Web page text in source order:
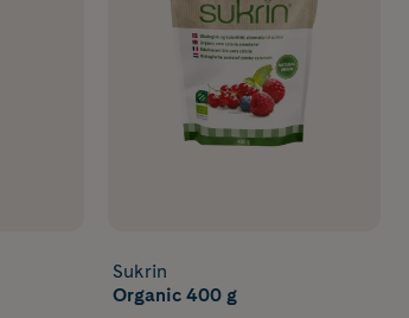
Sukrin
Organic 400 g